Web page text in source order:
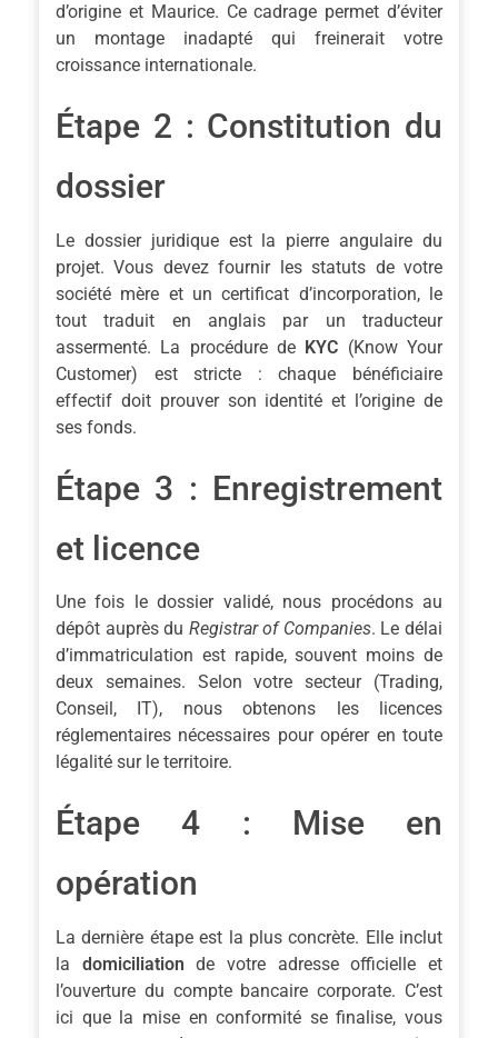
d’origine et Maurice. Ce cadrage permet d’éviter
un montage inadapté qui freinerait votre
croissance internationale.
Étape 2 : Constitution du
dossier
Le dossier juridique est la pierre angulaire du
projet. Vous devez fournir les statuts de votre
société mère et un certificat d’incorporation, le
tout traduit en anglais par un traducteur
assermenté. La procédure de KYC (Know Your
Customer) est stricte : chaque bénéficiaire
effectif doit prouver son identité et l’origine de
ses fonds.
Étape 3 : Enregistrement
et licence
Une fois le dossier validé, nous procédons au
dépôt auprès du Registrar of Companies. Le délai
d’immatriculation est rapide, souvent moins de
deux semaines. Selon votre secteur (Trading,
Conseil, IT), nous obtenons les licences
réglementaires nécessaires pour opérer en toute
légalité sur le territoire.
Étape 4 : Mise en
opération
La dernière étape est la plus concrète. Elle inclut
la domiciliation de votre adresse officielle et
l’ouverture du compte bancaire corporate. C’est
ici que la mise en conformité se finalise, vous